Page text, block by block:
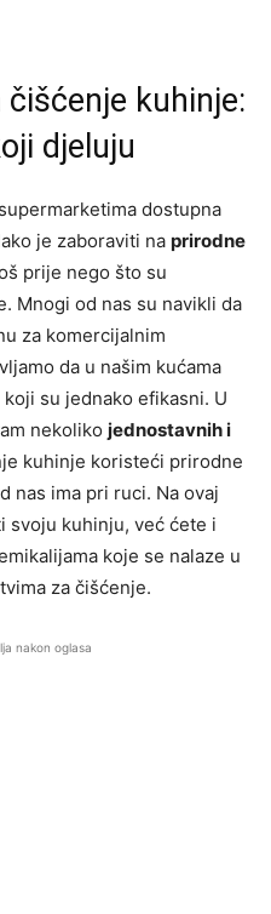
kuhinje:
djeluju
dostupna
je zaboraviti na prirodne
prije nego što su
Mnogi od nas su navikli da
za komercijalnim
da u našim kućama
su jednako efikasni. U
nekoliko jednostavnih i
kuhinje koristeći prirodne
nas ima pri ruci. Na ovaj
svoju kuhinju, već ćete i
koje se nalaze u
za čišćenje.
nakon oglasa